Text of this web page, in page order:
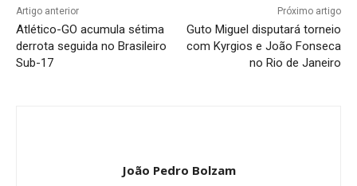
Artigo anterior
Atlético-GO acumula sétima
derrota seguida no Brasileiro
Sub-17
Próximo artigo
Guto Miguel disputará torneio
com Kyrgios e João Fonseca
no Rio de Janeiro
João Pedro Bolzam